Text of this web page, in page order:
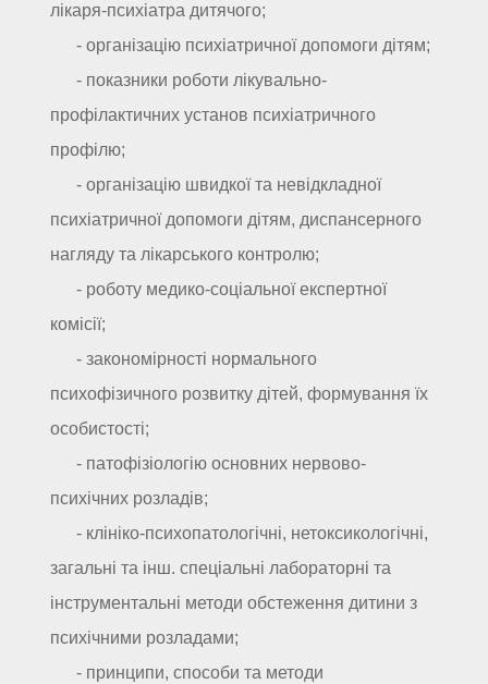
лікаря-психіатра дитячого;
- організацію психіатричної допомоги дітям;
- показники роботи лікувально-
профілактичних установ психіатричного
профілю;
- організацію швидкої та невідкладної
психіатричної допомоги дітям, диспансерного
нагляду та лікарського контролю;
- роботу медико-соціальної експертної
комісії;
- закономірності нормального
психофізичного розвитку дітей, формування їх
особистості;
- патофізіологію основних нервово-
психічних розладів;
- клініко-психопатологічні, нетоксикологічні,
загальні та інш. спеціальні лабораторні та
інструментальні методи обстеження дитини з
психічними розладами;
- принципи, способи та методи